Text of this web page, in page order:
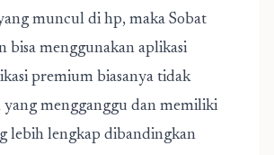
muncul di hp, maka Sobat
bisa menggunakan aplikasi
premium biasanya tidak
mengganggu dan memiliki
lebih lengkap dibandingkan